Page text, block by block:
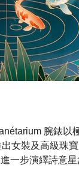
腕錶以
女裝及高級珠寶
一步演繹詩意星